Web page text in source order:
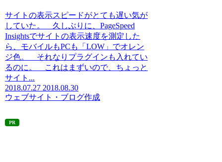
サイトの表示スピードがとても遅い気が
していた。 久しぶりに、PageSpeed
Insightsでサイトの表示速度を測定した
ら、モバイルもPCも「LOW」でオレン
ジ色。 それなりプラグインも入れてい
るのに。 これはまずいので、ちょっと
サイト...
2018.07.27 2018.08.30
ウェブサイト・ブログ作成
PR